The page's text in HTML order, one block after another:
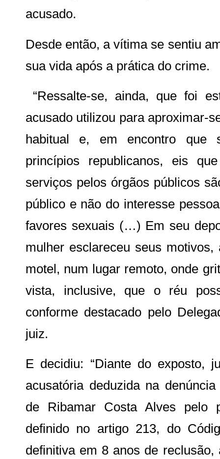
acusado.
Desde então, a vítima se sentiu
sua vida após a prática do crime.
“Ressalte-se, ainda, que foi
acusado utilizou para aproximar-
habitual e, em encontro que
princípios republicanos, eis
serviços pelos órgãos públicos
público e não do interesse
favores sexuais (…) Em seu
mulher esclareceu seus
motel, num lugar remoto, onde
vista, inclusive, que o réu
conforme destacado pelo
juiz.
E decidiu: “Diante do exposto,
acusatória deduzida na
de Ribamar Costa Alves pelo
definido no artigo 213, do
definitiva em 8 anos de